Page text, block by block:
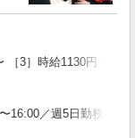
［3］時給1130円 ※日
〜16:00／週5日勤務